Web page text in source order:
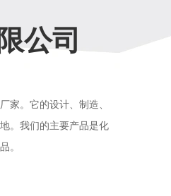
公司
家。它的设计、制造、
。我们的主要产品是化
。